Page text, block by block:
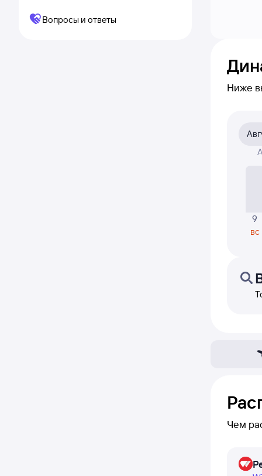
Вопросы и ответы
Ниже
была
9
вс
Чем
вы